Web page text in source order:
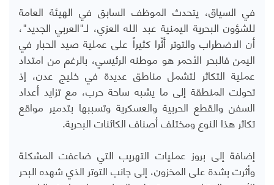
في السياق، يتحدث الموظف السابق في الهيئة العامة
للشؤون البحرية اليمنية عبد الله العزي، لـ"العربي الجديد"،
أن الاضطراب والتوتر أثّرا كثيراً على عملية صيد الحبار في
اليمن فالبحر الأحمر هو موطنه الرئيسي، بالرغم من امتداد
عملية التكاثر لتشمل مناطق عديدة في خليج عدن، إذ
تحولت المنطقة إلى ما يشبه ساحة حرب، مع تزايد أعداد
السفن والقطع الحربية والعسكرية وتسببها بتدمير مواقع
تكاثر هذا النوع ومختلف أصناف الكائنات البحرية.
إضافة إلى بروز عمليات التهريب التي ضاعفت المشكلة
وأثرت بشدة على المخزون، إلى جانب التوتر الذي شهده البحر